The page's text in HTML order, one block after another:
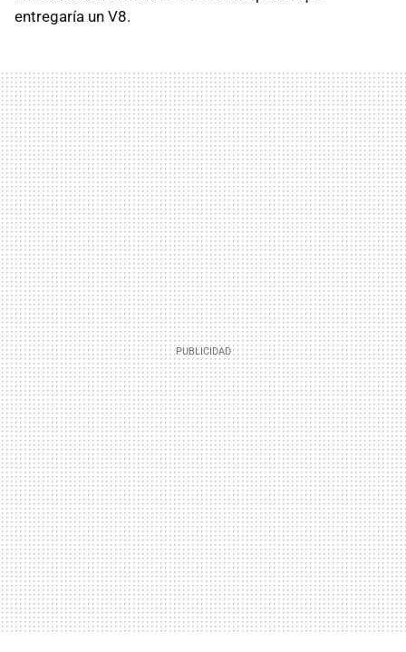
entregaría un V8.